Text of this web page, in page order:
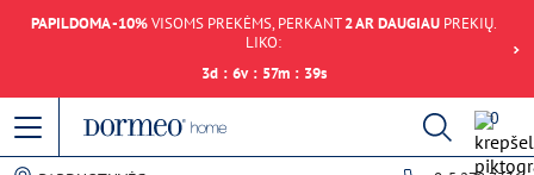
PAPILDOMA -10%VISOMS PREKĖMS, PERKANT2 AR DAUGIAUPREKIŲ.
LIKO:
3d : 6v : 57m : 39s
0